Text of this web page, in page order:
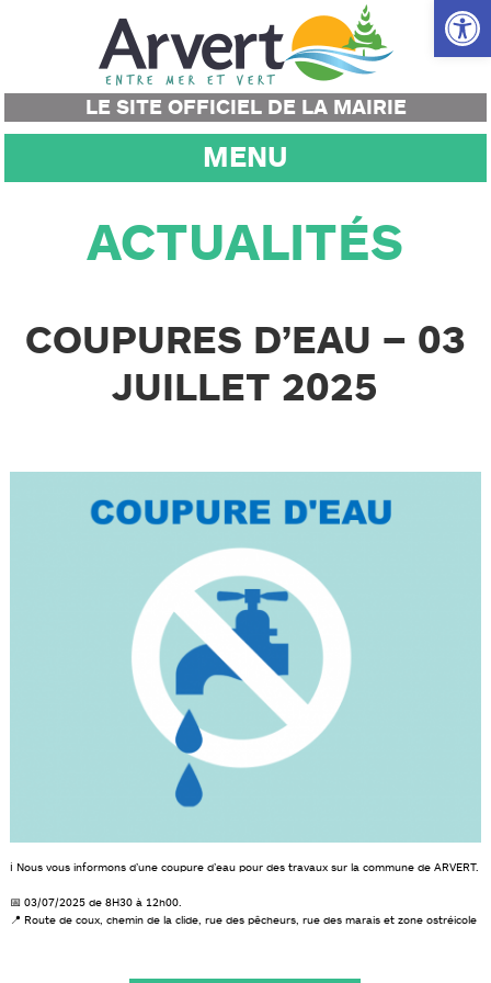
Ouvrir
LE SITE OFFICIEL DE LA MAIRIE
MENU
ACTUALITÉS
COUPURES D’EAU – 03
JUILLET 2025
ℹ️ Nous vous informons d’une coupure d’eau pour des travaux sur la commune de ARVERT.
📅 03/07/2025 de 8H30 à 12h00.
📍 Route de coux, chemin de la clide, rue des pêcheurs, rue des marais et zone ostréicole